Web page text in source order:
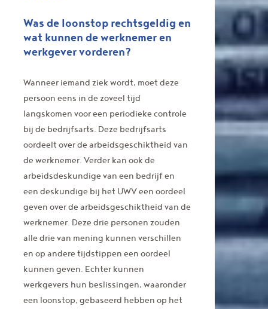
Was de loonstop rechtsgeldig en
wat kunnen de werknemer en
werkgever vorderen?
Wanneer iemand ziek wordt, moet deze
persoon eens in de zoveel tijd
langskomen voor een periodieke controle
bij de bedrijfsarts. Deze bedrijfsarts
oordeelt over de arbeidsgeschiktheid van
de werknemer. Verder kan ook de
arbeidsdeskundige van een bedrijf en
een deskundige bij het UWV een oordeel
geven over de arbeidsgeschiktheid van de
werknemer. Deze drie personen zouden
alle drie van mening kunnen verschillen
en op andere tijdstippen een oordeel
kunnen geven. Echter kunnen
werkgevers hun beslissingen, waaronder
een loonstop, gebaseerd hebben op het